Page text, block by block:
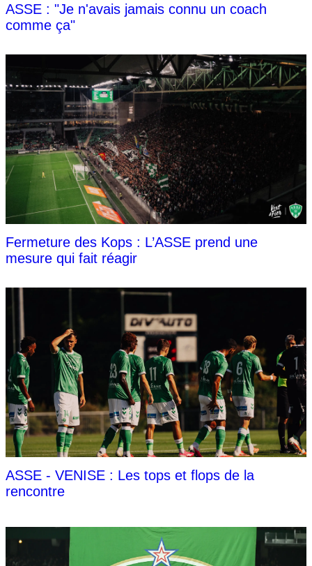
ASSE : "Je n'avais jamais connu un coach
comme ça"
Fermeture des Kops : L’ASSE prend une
mesure qui fait réagir
ASSE - VENISE : Les tops et flops de la
rencontre